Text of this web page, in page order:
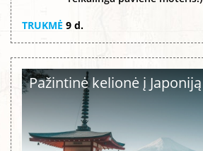
TRUKMĖ 9 d.
Pažintinė kelionė į Japoniją